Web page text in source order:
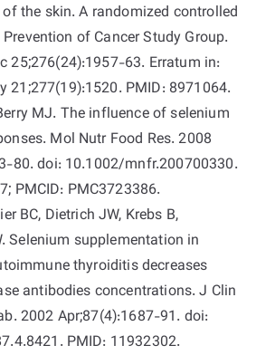
the skin. A randomized controlled
of Cancer Study Group.
25;276(24):1957-63. Erratum in:
21;277(19):1520. PMID: 8971064.
MJ. The influence of selenium
Mol Nutr Food Res. 2008
80. doi: 10.1002/mnfr.200700330.
PMCID: PMC3723386.
BC, Dietrich JW, Krebs B,
Selenium supplementation in
thyroiditis decreases
antibodies concentrations. J Clin
2002 Apr;87(4):1687-91. doi:
PMID: 11932302.